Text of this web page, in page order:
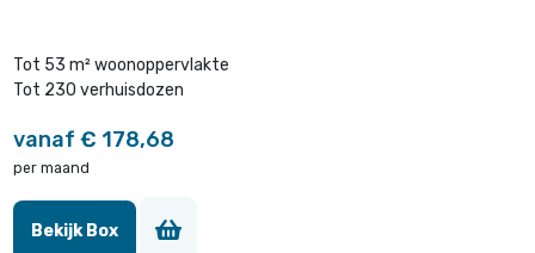
Tot 53 m² woonoppervlakte
Tot 230 verhuisdozen
vanaf € 178,68
per maand
Bekijk Box